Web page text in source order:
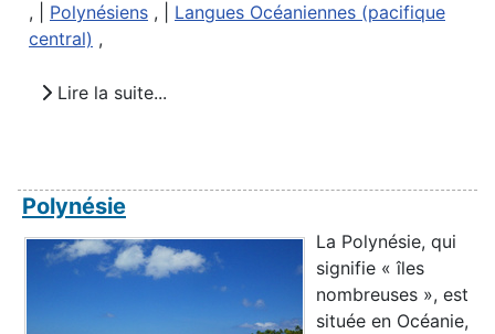
, | Polynésiens , | Langues Océaniennes (pacifique
central) ,
Lire la suite...
Polynésie
La Polynésie, qui
signifie « îles
nombreuses », est
située en Océanie,